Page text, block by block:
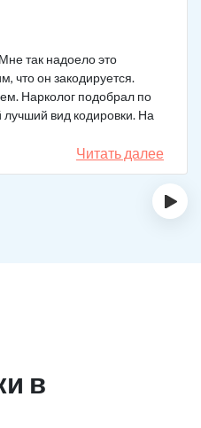
так надоело это
что он закодируется.
Нарколог подобрал по
вид кодировки. На
уже как два года мужа к
Читать далее
›
в